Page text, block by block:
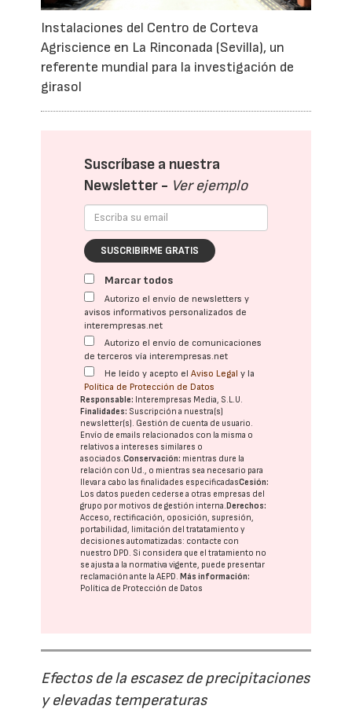
Instalaciones del Centro de Corteva
Agriscience en La Rinconada (Sevilla), un
referente mundial para la investigación de
girasol
Suscríbase a nuestra
Newsletter - Ver ejemplo
SUSCRIBIRME GRATIS
Marcar todos
Autorizo el envío de newsletters y
avisos informativos personalizados de
interempresas.net
Autorizo el envío de comunicaciones
de terceros vía interempresas.net
He leído y acepto elAviso Legal y la
Política de Protección de Datos
Responsable: Interempresas Media, S.L.U.
Finalidades: Suscripción a nuestra(s)
newsletter(s). Gestión de cuenta de usuario.
Envío de emails relacionados con la misma o
relativos a intereses similares o
asociados.Conservación: mientras dure la
relación con Ud., o mientras sea necesario para
llevar a cabo las finalidades especificadasCesión:
Los datos pueden cederse a otras empresas del
grupo por motivos de gestión interna.Derechos:
Acceso, rectificación, oposición, supresión,
portabilidad, limitación del tratatamiento y
decisiones automatizadas: contacte con
nuestro DPD . Si considera que el tratamiento no
se ajusta a la normativa vigente, puede presentar
reclamación ante laAEPD .Más información:
Política de Protección de Datos
Efectos de la escasez de precipitaciones
y elevadas temperaturas